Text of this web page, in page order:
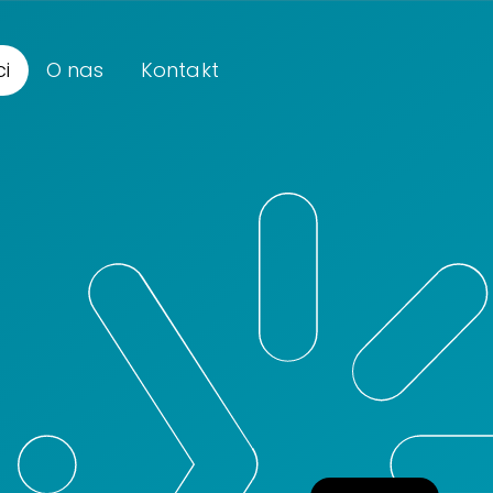
O nas
Zespół Krajowego Instytutu mediów w
Kontakt